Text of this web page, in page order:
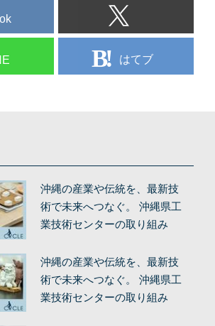
はてブ
沖縄の産業や伝統を、最新技
術で未来へつなぐ。 沖縄県工
業技術センターの取り組み
沖縄の産業や伝統を、最新技
術で未来へつなぐ。 沖縄県工
業技術センターの取り組み